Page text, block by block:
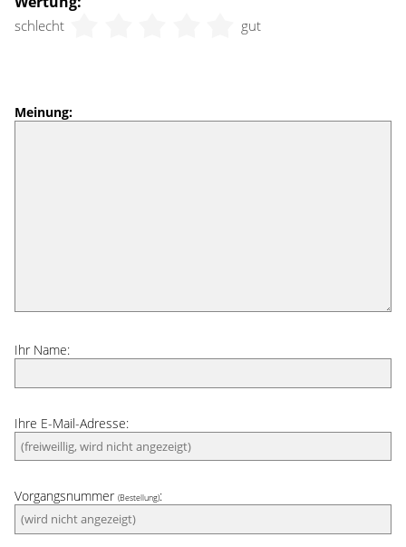
schlecht gut
Meinung:
Ihr Name:
Ihre E-Mail-Adresse:
Vorgangsnummer (Bestellung):